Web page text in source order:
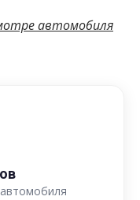
автомобиля